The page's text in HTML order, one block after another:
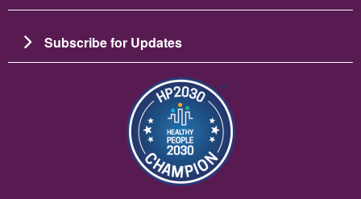
Subscribe for Updates